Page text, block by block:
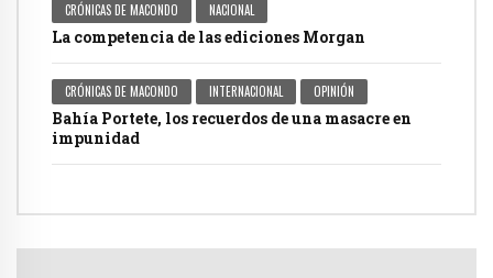
CRÓNICAS DE MACONDO NACIONAL
La competencia de las ediciones Morgan
CRÓNICAS DE MACONDO INTERNACIONAL OPINIÓN
Bahía Portete, los recuerdos de una masacre en
impunidad